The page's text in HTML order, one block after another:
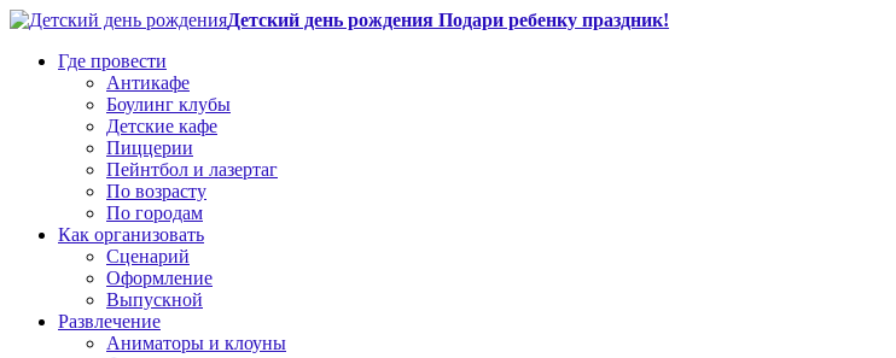
Детский день рождения Подари ребенку праздник!
Где провести
Антикафе
Боулинг клубы
Детские кафе
Пиццерии
Пейнтбол и лазертаг
По возрасту
По городам
Как организовать
Сценарий
Оформление
Выпускной
Развлечение
Аниматоры и клоуны